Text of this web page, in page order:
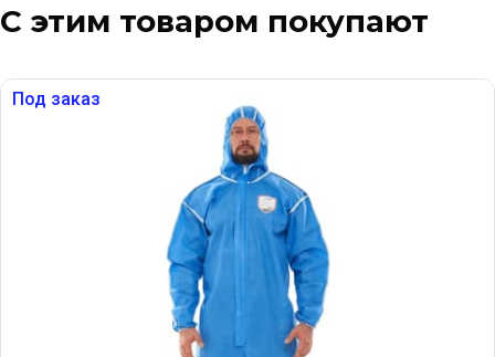
С этим товаром покупают
Под заказ